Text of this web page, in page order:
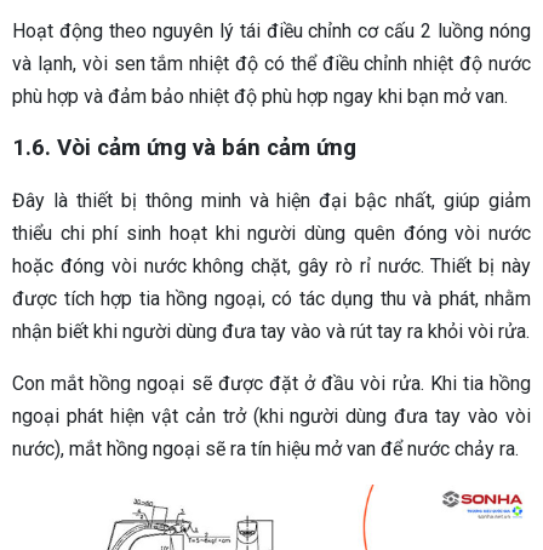
Hoạt động theo nguyên lý tái điều chỉnh cơ cấu 2 luồng nóng
và lạnh, vòi sen tắm nhiệt độ có thể điều chỉnh nhiệt độ nước
phù hợp và đảm bảo nhiệt độ phù hợp ngay khi bạn mở van.
1.6. Vòi cảm ứng và bán cảm ứng
Đây là thiết bị thông minh và hiện đại bậc nhất, giúp giảm
thiểu chi phí sinh hoạt khi người dùng quên đóng vòi nước
hoặc đóng vòi nước không chặt, gây rò rỉ nước. Thiết bị này
được tích hợp tia hồng ngoại, có tác dụng thu và phát, nhằm
nhận biết khi người dùng đưa tay vào và rút tay ra khỏi vòi rửa.
Con mắt hồng ngoại sẽ được đặt ở đầu vòi rửa. Khi tia hồng
ngoại phát hiện vật cản trở (khi người dùng đưa tay vào vòi
nước), mắt hồng ngoại sẽ ra tín hiệu mở van để nước chảy ra.